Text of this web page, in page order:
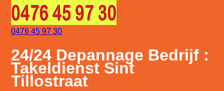
0476 45 97 30
24/24 Depannage Bedrijf :
Takeldienst Sint
Tillostraat